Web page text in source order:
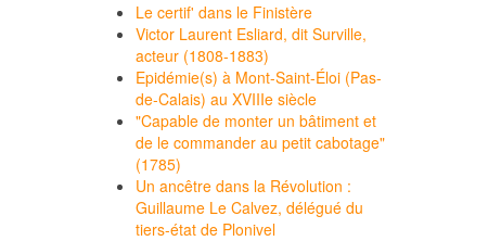
Le certif' dans le Finistère
Victor Laurent Esliard, dit Surville,
acteur (1808-1883)
Epidémie(s) à Mont-Saint-Éloi (Pas-
de-Calais) au XVIIIe siècle
"Capable de monter un bâtiment et
de le commander au petit cabotage"
(1785)
Un ancêtre dans la Révolution :
Guillaume Le Calvez, délégué du
tiers-état de Plonivel